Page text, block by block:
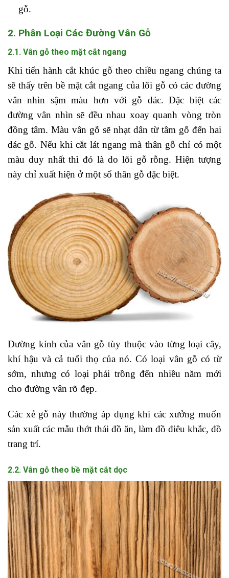
gỗ.
2. Phân Loại Các Đường Vân Gỗ
2.1. Vân gỗ theo mặt cắt ngang
Khi tiến hành cắt khúc gỗ theo chiều ngang chúng ta
sẽ thấy trên bề mặt cắt ngang của lõi gỗ có các đường
vân nhìn sậm màu hơn với gỗ dác. Đặc biệt các
đường vân nhìn sẽ đều nhau xoay quanh vòng tròn
đồng tâm. Màu vân gỗ sẽ nhạt dân từ tâm gỗ đến hai
dác gỗ. Nếu khi cắt lát ngang mà thân gỗ chỉ có một
màu duy nhất thì đó là do lõi gỗ rỗng. Hiện tượng
này chỉ xuất hiện ở một số thân gỗ đặc biệt.
Đường kính của vân gỗ tùy thuộc vào từng loại cây,
khí hậu và cả tuổi thọ của nó. Có loại vân gỗ có từ
sớm, nhưng có loại phải trồng đến nhiều năm mới
cho đường vân rõ đẹp.
Các xẻ gỗ này thường áp dụng khi các xưởng muốn
sản xuất các mẫu thớt thái đồ ăn, làm đồ điêu khắc, đồ
trang trí.
2.2. Vân gỗ theo bề mặt cắt dọc